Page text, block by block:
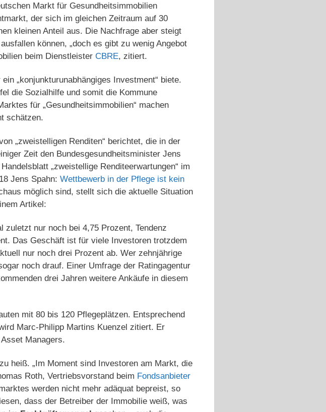
Markt für Gesundheitsimmobilien
der sich im gleichen Zeitraum auf 30
kleinen Anteil aus. Die Nachfrage aber steigt
können, „doch es gibt zu wenig Angebot
beim Dienstleister CBRE, zitiert.
„konjunkturunabhängiges Investment“ biete.
die Sozialhilfe und somit die Kommune
für „Gesundheitsimmobilien“ machen
schätzen.
„zweistelligen Renditen“ berichtet, die in der
Zeit den Bundesgesundheitsminister Jens
„zweistellige Renditeerwartungen“ im
Jens Spahn: Wettbewerb in der Pflege ist kein
möglich sind, stellt sich die aktuelle Situation
Artikel:
nur noch bei 4,75 Prozent, Tendenz
Das Geschäft ist für viele Investoren trotzdem
nur noch drei Prozent ab. Wer zehnjährige
noch drauf. Einer Umfrage der Ratingagentur
drei Jahren weitere Ankäufe in diesem
mit 80 bis 120 Pflegeplätzen. Entsprechend
Marc-Philipp Martins Kuenzel zitiert. Er
Managers.
heiß. „Im Moment sind Investoren am Markt, die
Roth, Vertriebsvorstand beim Fondsanbieter
werden nicht mehr adäquat bepreist, so
dass der Betreiber der Immobilie weiß, was